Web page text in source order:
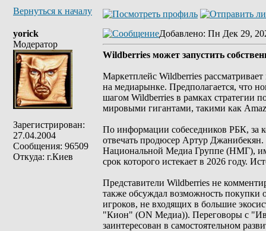
Вернуться к началу
yorick
Модератор
Зарегистрирован:
27.04.2004
Сообщения: 96509
Откуда: г.Киев
Добавлено: Пн Дек 29,
Wildberries может запустить
Маркетплейс Wildberries
на медиарынке. Предполагается, что
шагом Wildberries в рамках стратегии
мировыми гигантами, такими как
По информации собеседников РБК, за
отвечать продюсер Артур
Национальной Медиа Группе (НМГ),
срок которого истекает в 2026 году.
Представители Wildberries не
также обсуждал возможность
игроков, не входящих в большие
"Кион" (ON Медиа)). Переговоры с
заинтересован в самостоятельном